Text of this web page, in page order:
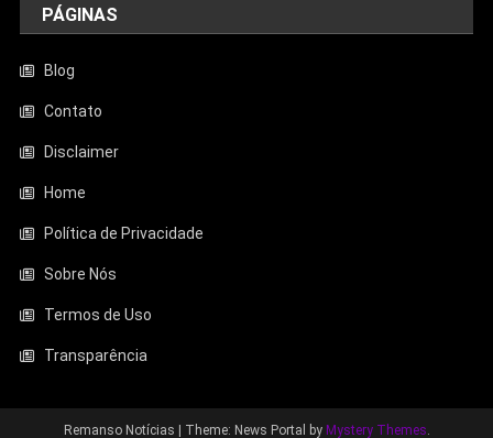
Aquecedor Mondial A-08 Reduz O Frio
De Ambientes Pequenos; Veja Análise
Completa
PÁGINAS
Blog
Contato
Disclaimer
Home
Política de Privacidade
Sobre Nós
Termos de Uso
Transparência
Remanso Notícias Theme: News Portal by Mystery Themes.